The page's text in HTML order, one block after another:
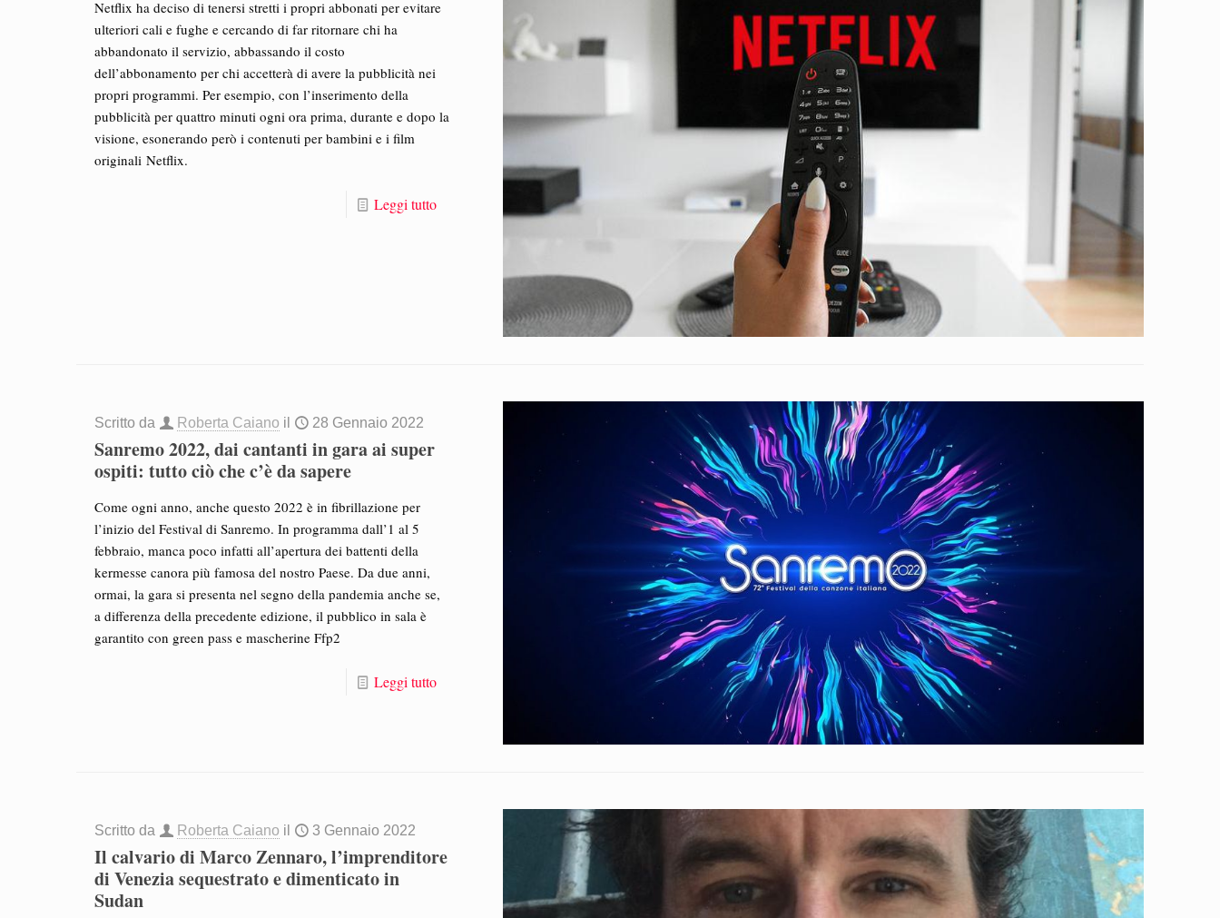
Netflix ha deciso di tenersi stretti i propri abbonati per evitare
ulteriori cali e fughe e cercando di far ritornare chi ha
abbandonato il servizio, abbassando il costo
dell’abbonamento per chi accetterà di avere la pubblicità nei
propri programmi. Per esempio, con l’inserimento della
pubblicità per quattro minuti ogni ora prima, durante e dopo la
visione, esonerando però i contenuti per bambini e i film
originali Netflix.
Leggi tutto
Scritto da Roberta Caiano il 28 Gennaio 2022
Sanremo 2022, dai cantanti in gara ai super
ospiti: tutto ciò che c’è da sapere
Come ogni anno, anche questo 2022 è in fibrillazione per
l’inizio del Festival di Sanremo. In programma dall’1 al 5
febbraio, manca poco infatti all’apertura dei battenti della
kermesse canora più famosa del nostro Paese. Da due anni,
ormai, la gara si presenta nel segno della pandemia anche se,
a differenza della precedente edizione, il pubblico in sala è
garantito con green pass e mascherine Ffp2
Leggi tutto
Scritto da Roberta Caiano il 3 Gennaio 2022
Il calvario di Marco Zennaro, l’imprenditore
di Venezia sequestrato e dimenticato in
Sudan